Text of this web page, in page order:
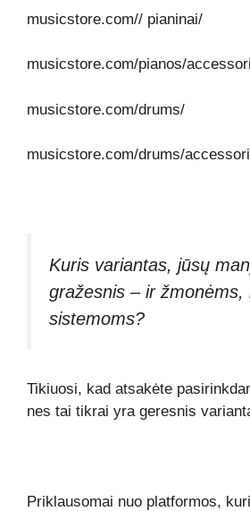
musicstore.com// pianinai/
musicstore.com/pianos/
musicstore.com/drums/
musicstore.com/drums/
Kuris variantas, jūsų
gražesnis – ir žmonėms,
sistemoms?
Tikiuosi, kad atsakėte
nes tai tikrai yra geresnis
Priklausomai nuo platformos,